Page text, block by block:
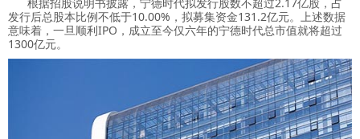
发行后总股本比例不低于10.00%，拟募集资金131.2亿元。上述数据
意味着，一旦顺利IPO，成立至今仅六年的宁德时代总市值就将超过
1300亿元。